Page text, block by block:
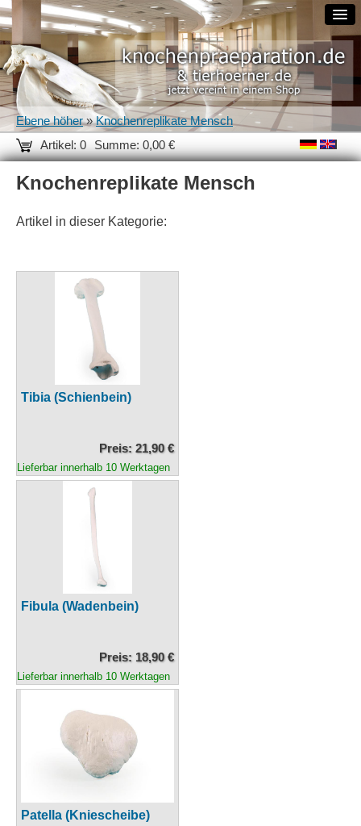
Artikel: 0 Summe: 0,00 €
Ebene höher»Knochenreplikate Mensch
Knochenreplikate Mensch
Artikel in dieser Kategorie:
Tibia (Schienbein)
Preis: 21,90 €
Lieferbar innerhalb 10 Werktagen
Fibula (Wadenbein)
Preis: 18,90 €
Lieferbar innerhalb 10 Werktagen
Patella (Kniescheibe)